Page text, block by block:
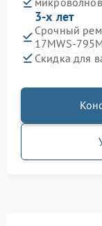
3-х лет
Срочный
17MWS-
Скидка для